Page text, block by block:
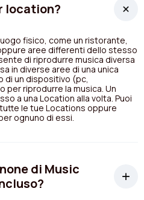
location?
fisico, come un ristorante,
aree differenti dello stesso
di riprodurre musica diversa
in diverse aree di una unica
di un dispositivo (pc,
riprodurre la musica. Un
a una Location alla volta. Puoi
le tue Locations oppure
ognuno di essi.
di Music